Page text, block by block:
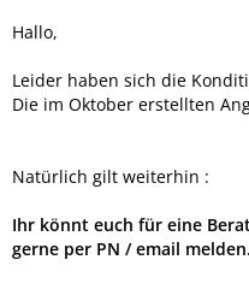
Hallo,
Leider haben sich die
Die im Oktober erstellten
Natürlich gilt weiterhin :
Ihr könnt euch für eine
gerne per PN / email melden.